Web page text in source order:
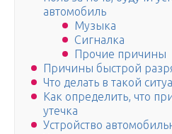
автомобиль
Музыка
Сигналка
Прочие причины
Причины быстрой
Что делать в такой
Как определить, что
утечка
Устройство